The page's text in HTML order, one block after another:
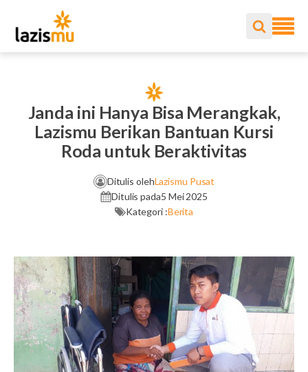
Janda ini Hanya Bisa Merangkak,
Lazismu Berikan Bantuan Kursi
Roda untuk Beraktivitas
Ditulis olehLazismu Pusat
Ditulis pada5 Mei 2025
Kategori :Berita